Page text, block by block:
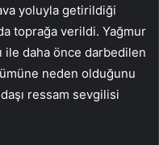
yoluyla getirildiği
toprağa verildi. Yağmur
ile daha önce darbedilen
neden olduğunu
ressam sevgilisi